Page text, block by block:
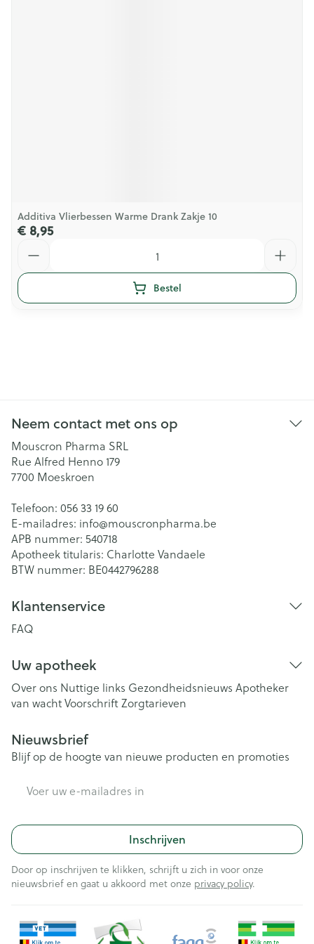
Additiva Vlierbessen Warme Drank Zakje 10
€ 8,95
Bestel
Neem contact met ons op
Mouscron Pharma SRL
Rue Alfred Henno 179
7700 Moeskroen
Telefoon: 056 33 19 60
E-mailadres: info@mouscronpharma.be
APB nummer: 540718
Apotheek titularis: Charlotte Vandaele
BTW nummer: BE0442796288
Klantenservice
FAQ
Uw apotheek
Over ons Nuttige links Gezondheidsnieuws Apotheker
van wachtVoorschriftZorgtarieven
Nieuwsbrief
Blijf op de hoogte van nieuwe producten en promoties
Inschrijven
Door op inschrijven te klikken, schrijft u zich in voor onze
nieuwsbrief en gaat u akkoord met onze privacy policy.